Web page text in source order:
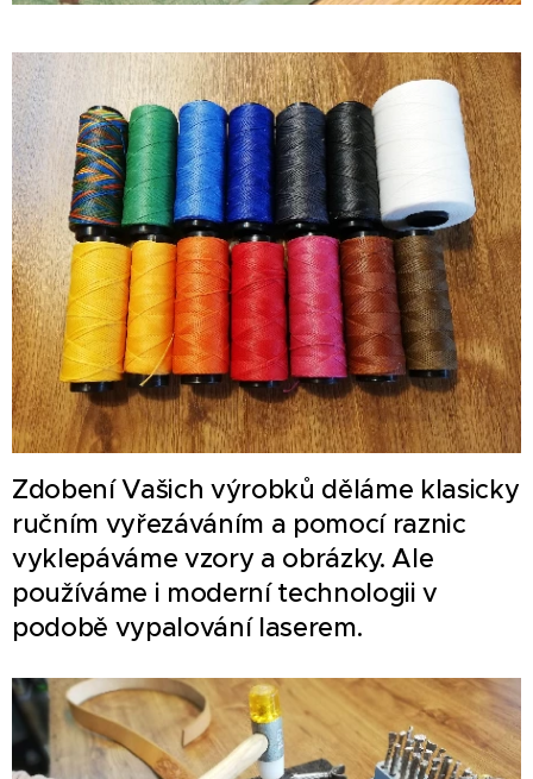
Zdobení Vašich výrobků děláme klasicky
ručním vyřezáváním a pomocí raznic
vyklepáváme vzory a obrázky. Ale
používáme i moderní technologii v
podobě vypalování laserem.